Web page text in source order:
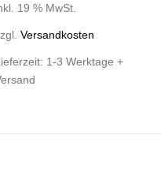
19 % MwSt.
Versandkosten
1-3 Werktage +